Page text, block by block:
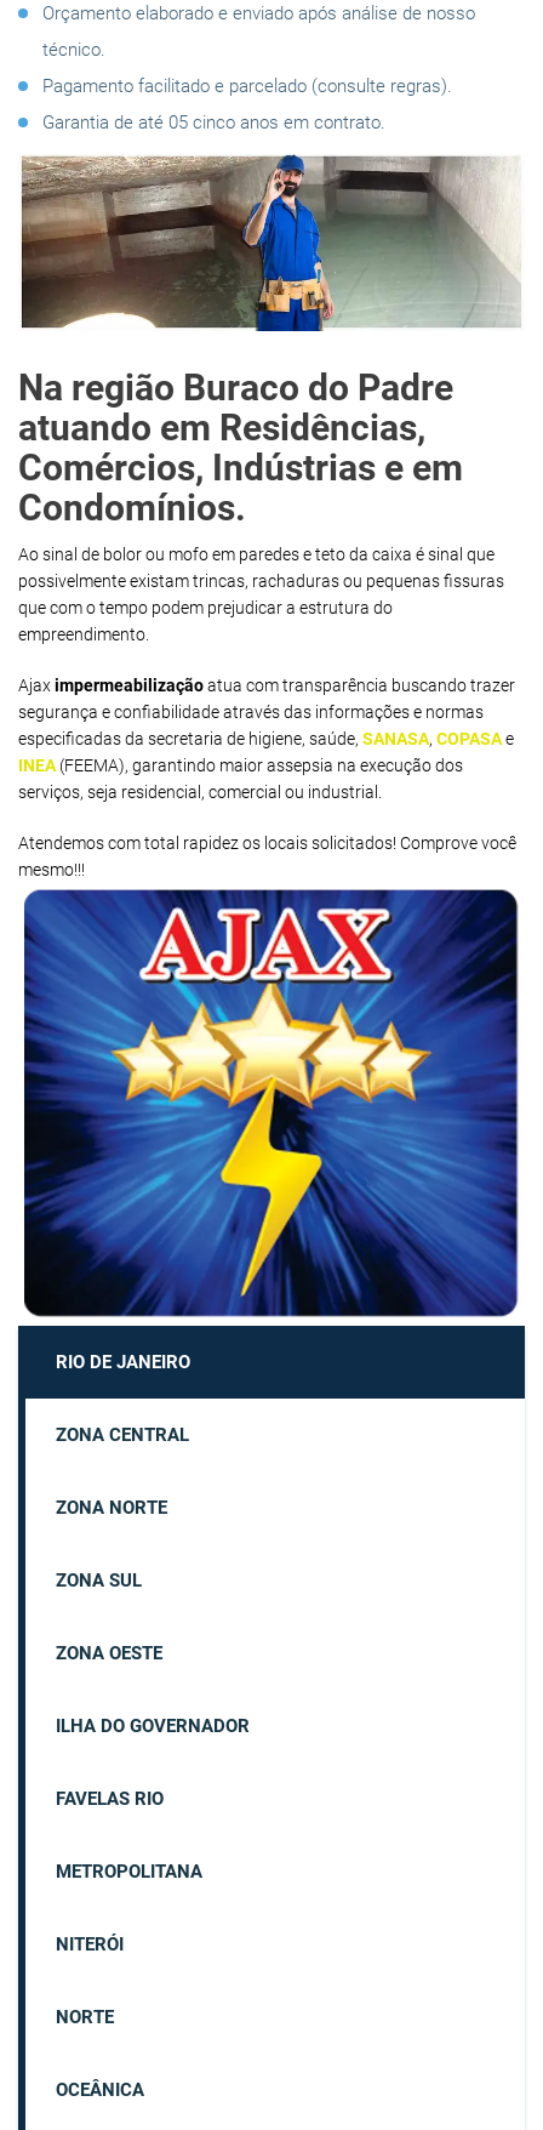
Orçamento elaborado e enviado após análise de nosso
técnico.
Pagamento facilitado e parcelado (consulte regras).
Garantia de até 05 cinco anos em contrato.
Na região Buraco do Padre
atuando em Residências,
Comércios, Indústrias e em
Condomínios.
Ao sinal de bolor ou mofo em paredes e teto da caixa é sinal que
possivelmente existam trincas, rachaduras ou pequenas fissuras
que com o tempo podem prejudicar a estrutura do
empreendimento.
Ajaximpermeabilizaçãoatua com transparência buscando trazer
segurança e confiabilidade através das informações e normas
especificadas da secretaria de higiene, saúde, SANASA, COPASAe
INEA (FEEMA), garantindo maior assepsia na execução dos
serviços, seja residencial, comercial ou industrial.
Atendemos com total rapidez os locais solicitados! Comprove você
mesmo!!!
RIO DE JANEIRO
ZONA CENTRAL
ZONA NORTE
ZONA SUL
ZONA OESTE
ILHA DO GOVERNADOR
FAVELAS RIO
METROPOLITANA
NITERÓI
NORTE
OCEÂNICA